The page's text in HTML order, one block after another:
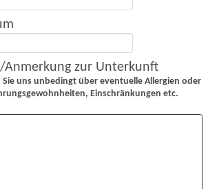
Anmerkung zur Unterkunft
uns unbedingt über eventuelle Allergien oder
Einschränkungen etc.